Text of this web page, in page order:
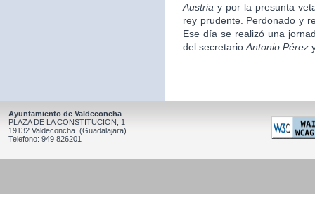
Austria y por la presunta
rey prudente. Perdonado y
Ese día se realizó una
del secretario Antonio Pérez
Ayuntamiento de Valdeconcha
PLAZA DE LA CONSTITUCION, 1
19132 Valdeconcha (Guadalajara)
Telefono: 949 826201